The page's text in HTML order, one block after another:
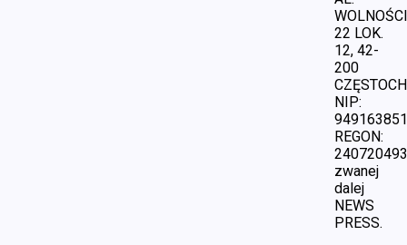
WOLNOŚCI
22 LOK.
12, 42-
200
NIP:
REGON:
240720493
zwanej
dalej
NEWS
PRESS.